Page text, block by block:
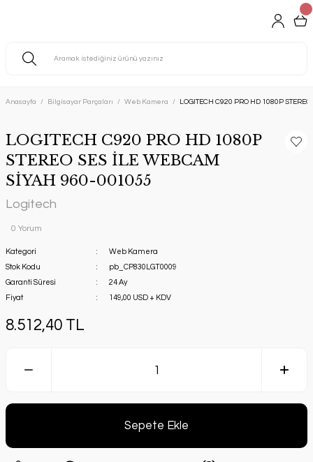
Anasayfa Bilgisayar Parçaları Web Kamera LOGITECH C920 PRO HD 1080P
LOGITECH C920 PRO HD 1080P
STEREO SES İLE WEBCAM
SİYAH 960-001055
Logitech
0 Yorum
Kategori
Web Kamera
Stok Kodu
pb_CP830LGT0009
Garanti Süresi
24 Ay
Fiyat
149,00 USD + KDV
8.512,40 TL
Sepete Ekle